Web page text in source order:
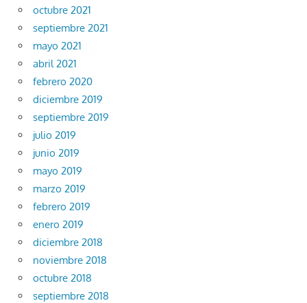
octubre 2021
septiembre 2021
mayo 2021
abril 2021
febrero 2020
diciembre 2019
septiembre 2019
julio 2019
junio 2019
mayo 2019
marzo 2019
febrero 2019
enero 2019
diciembre 2018
noviembre 2018
octubre 2018
septiembre 2018